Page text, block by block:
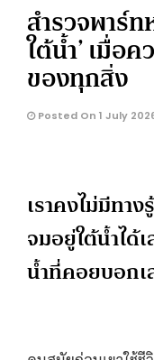
สำรวจพาร์
ใต้น้ำ’ เมื่อ
ของทุกสิ่ง
Posted On 1 July
เราคงไม่มีทา
จมอยู่ใต้น้ำได้
น้ำที่คอยบอกเ